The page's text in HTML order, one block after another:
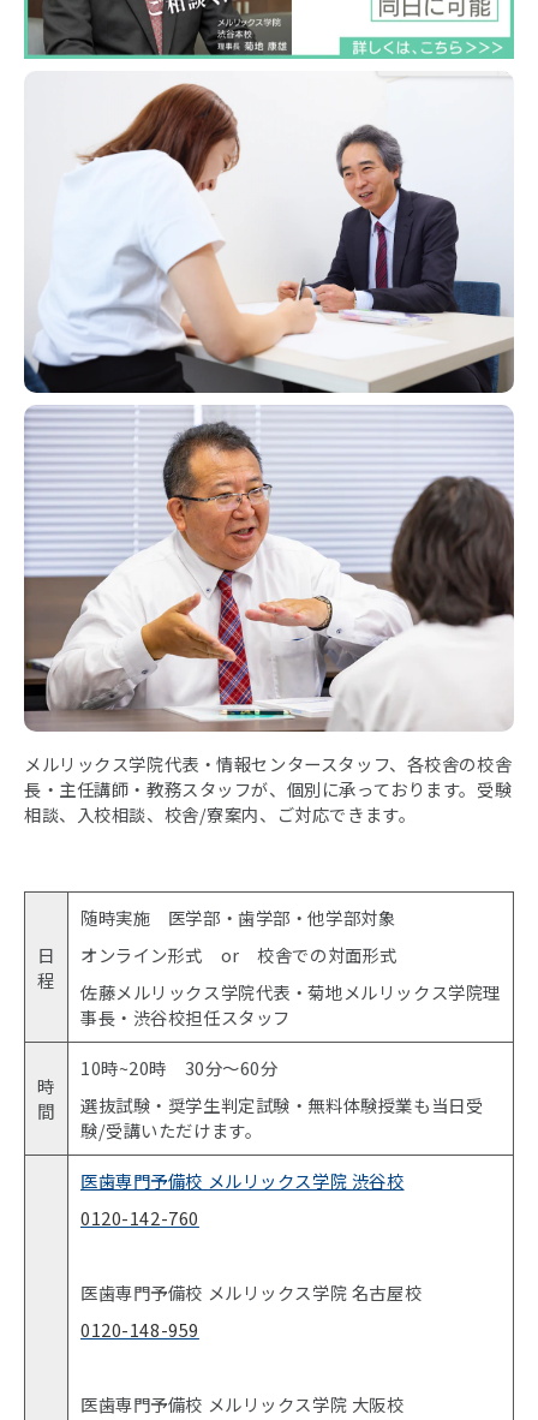
メルリックス学院代表・情報センタースタッフ、各校舎の校舎
長・主任講師・教務スタッフが、個別に承っております。受験
相談、入校相談、校舎/寮案内、ご対応できます。
日
程
随時実施 医学部・歯学部・他学部対象
オンライン形式 or 校舎での対面形式
佐藤メルリックス学院代表・菊地メルリックス学院理
事長・渋谷校担任スタッフ
時
間
10時~20時 30分〜60分
選抜試験・奨学生判定試験・無料体験授業も当日受
験/受講いただけます。
医歯専門予備校 メルリックス学院 渋谷校
0120-142-760
医歯専門予備校 メルリックス学院 名古屋校
0120-148-959
医歯専門予備校 メルリックス学院 大阪校